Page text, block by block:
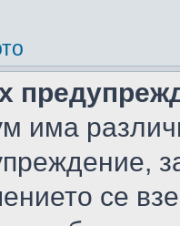
има
се